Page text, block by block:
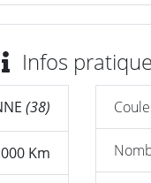
Infos
(38)
Km